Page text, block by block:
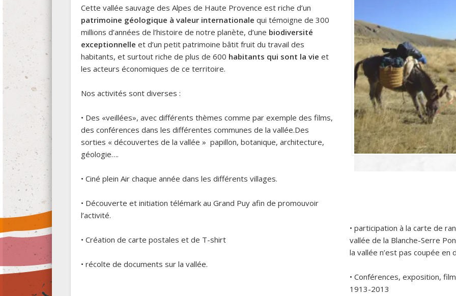
Cette vallée sauvage des Alpes de Haute Provence est riche d’un
patrimoine géologique à valeur internationale qui témoigne de 300
millions d’années de l’histoire de notre planète, d’une biodiversité
exceptionnelle et d’un petit patrimoine bâtit fruit du travail des
habitants, et surtout riche de plus de 600 habitants qui sont la vie et
les acteurs économiques de ce territoire.
Nos activités sont diverses :
• Des «veillées», avec différents thèmes comme par exemple des films,
des conférences dans les différentes communes de la vallée.Des
sorties « découvertes de la vallée » papillon, botanique, architecture,
géologie….
• Ciné plein Air chaque année dans les différents villages.
• Découverte et initiation télémark au Grand Puy afin de promouvoir
l’activité.
• Création de carte postales et de T-shirt
• récolte de documents sur la vallée.
vallée de la Blanche-Serre
la vallée n’est pas coupée en
1913-2013